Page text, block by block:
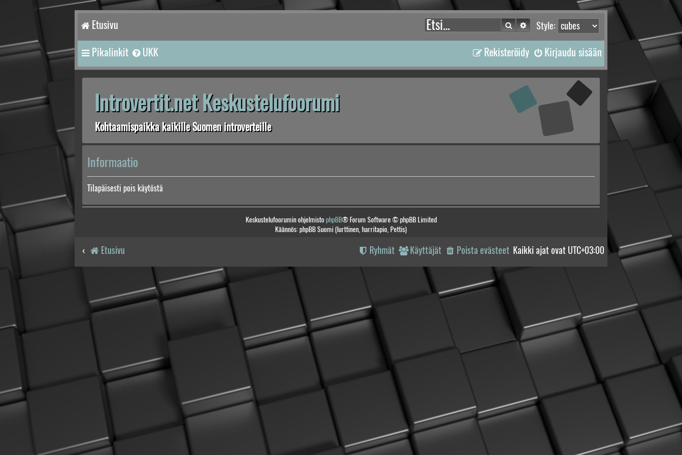
Etusivu Style:
Etsi Tarkennettu haku
Pikalinkit UKK Kirjaudu sisään
Rekisteröidy
Introvertit.net Keskustelufoorumi
Kohtaamispaikka kaikille Suomen introverteille
Informaatio
Tilapäisesti pois käytöstä
Keskustelufoorumin ohjelmistophpBB® Forum Software © phpBB Limited
Käännös: phpBB Suomi (lurttinen, harritapio, Pettis)
Etusivu Kaikki ajat ovat UTC+03:00
Poista evästeet
Käyttäjät
Ryhmät